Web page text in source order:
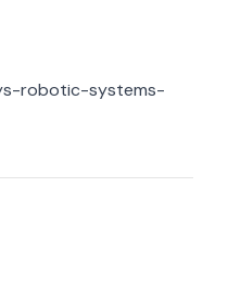
robotic-systems-